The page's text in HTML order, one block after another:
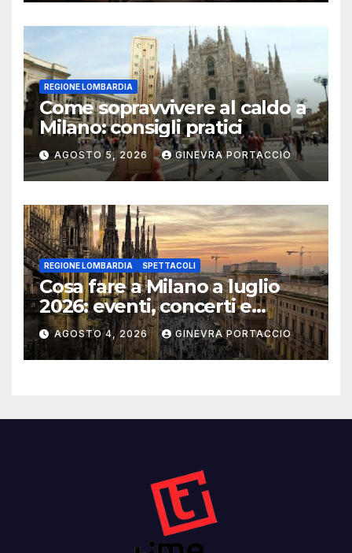
REGIONE LOMBARDIA
Come sopravvivere al caldo a
Milano: consigli pratici
AGOSTO 5, 2026 GINEVRA PORTACCIO
REGIONE LOMBARDIA SPETTACOLI
Cosa fare a Milano a luglio
2026: eventi, concerti e
mostre
AGOSTO 4, 2026 GINEVRA PORTACCIO